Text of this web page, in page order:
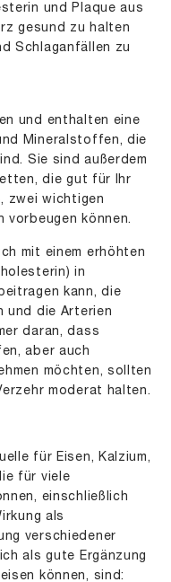
und Plaque aus
gesund zu halten
Schlaganfällen zu
und enthalten eine
Mineralstoffen, die
Sie sind außerdem
die gut für Ihr
zwei wichtigen
vorbeugen können.
mit einem erhöhten
in
kann, die
und die Arterien
daran, dass
aber auch
möchten, sollten
moderat halten.
für Eisen, Kalzium,
für viele
einschließlich
als
verschiedener
als gute Ergänzung
können, sind: